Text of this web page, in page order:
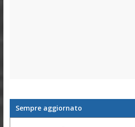
Sempre aggiornato